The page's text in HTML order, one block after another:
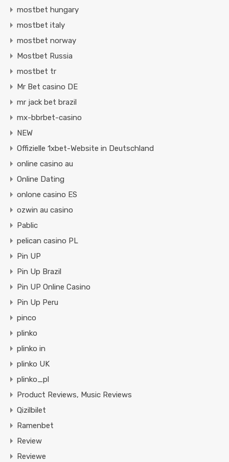
mostbet hungary
mostbet italy
mostbet norway
Mostbet Russia
mostbet tr
Mr Bet casino DE
mr jack bet brazil
mx-bbrbet-casino
NEW
Offizielle 1xbet-Website in Deutschland
online casino au
Online Dating
onlone casino ES
ozwin au casino
Pablic
pelican casino PL
Pin UP
Pin Up Brazil
Pin UP Online Casino
Pin Up Peru
pinco
plinko
plinko in
plinko UK
plinko_pl
Product Reviews, Music Reviews
Qizilbilet
Ramenbet
Review
Reviewe